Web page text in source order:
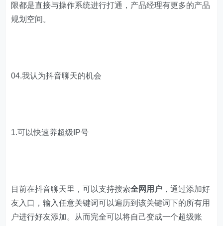
限都是直接与操作系统进行打通，产品经理有更多的产品
规划空间。
04.我认为抖音聊天的机会
1.可以快速养超级IP号
目前在抖音聊天里，可以支持搜索全网用户 ，通过添加好
友入口，输入任意关键词可以遍历到该关键词下的所有用
户进行好友添加。从而完全可以将自己变成一个超级账